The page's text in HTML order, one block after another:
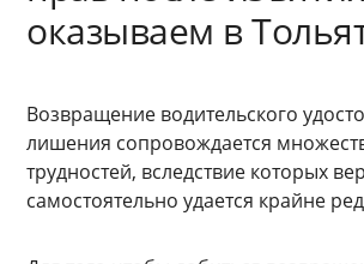
оказываем в
Возвращение водительского
лишения сопровождается
трудностей, вследствие которых
самостоятельно удается крайне